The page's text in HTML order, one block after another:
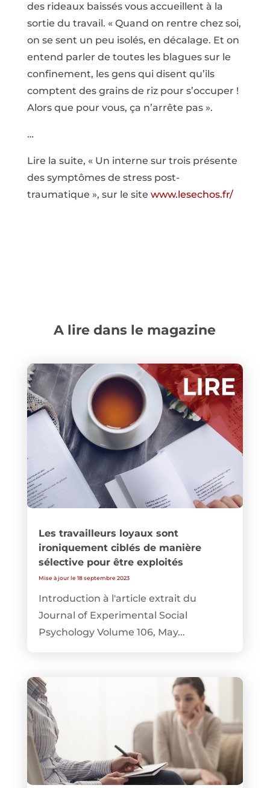
des rideaux baissés vous accueillent à la
sortie du travail. « Quand on rentre chez soi,
on se sent un peu isolés, en décalage. Et on
entend parler de toutes les blagues sur le
confinement, les gens qui disent qu’ils
comptent des grains de riz pour s’occuper !
Alors que pour vous, ça n’arrête pas ».
…
Lire la suite, « Un interne sur trois présente
des symptômes de stress post-
traumatique », sur le site www.lesechos.fr/
A lire dans le magazine
Les travailleurs loyaux sont
ironiquement ciblés de manière
sélective pour être exploités
Mise à jour le 18 septembre 2023
Introduction à l'article extrait du
Journal of Experimental Social
Psychology Volume 106, May...